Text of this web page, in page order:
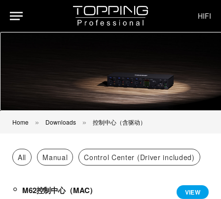
HIFI
Home » Downloads » 控制中心（含驱动）
All Manual Control Center (Driver included)
VIEW
M62控制中心（MAC）